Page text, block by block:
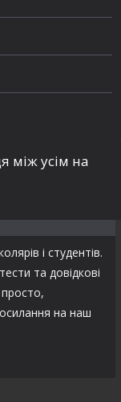
між усім на
і студентів.
та довідкові
на наш